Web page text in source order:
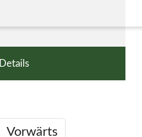
Details
Vorwärts